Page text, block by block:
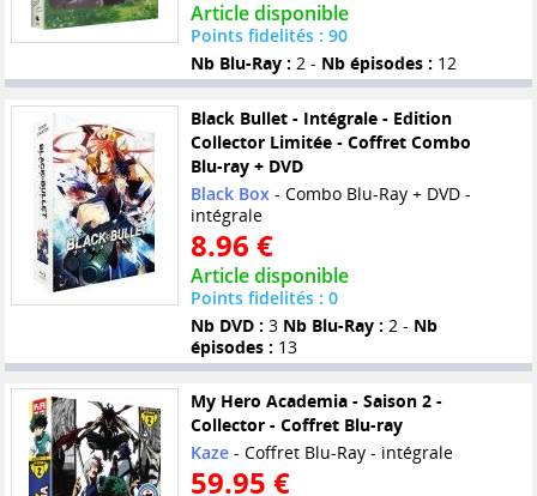
Article disponible
Points fidelités : 90
Nb Blu-Ray : 2 - Nb épisodes : 12
Black Bullet - Intégrale - Edition
Collector Limitée - Coffret Combo
Blu-ray + DVD
Black Box - Combo Blu-Ray + DVD -
intégrale
8.96 €
Article disponible
Points fidelités : 0
Nb DVD : 3 Nb Blu-Ray : 2 - Nb
épisodes : 13
My Hero Academia - Saison 2 -
Collector - Coffret Blu-ray
Kaze- Coffret Blu-Ray - intégrale
59.95 €